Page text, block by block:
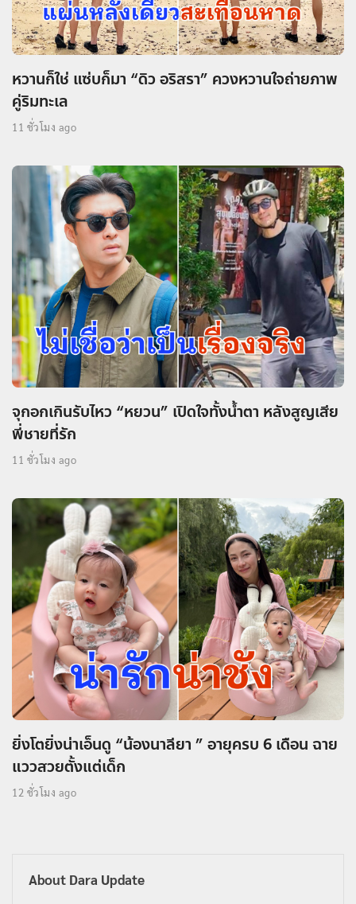
หวานก็ใช่ แซ่บก็มา “ดิว อริสรา” ควงหวานใจถ่ายภาพ
คู่ริมทะเล
11 ชั่วโมง ago
จุกอกเกินรับไหว “หยวน” เปิดใจทั้งน้ำตา หลังสูญเสีย
พี่ชายที่รัก
11 ชั่วโมง ago
ยิ่งโตยิ่งน่าเอ็นดู “น้องนาลียา ” อายุครบ 6 เดือน ฉาย
แววสวยตั้งแต่เด็ก
12 ชั่วโมง ago
About Dara Update